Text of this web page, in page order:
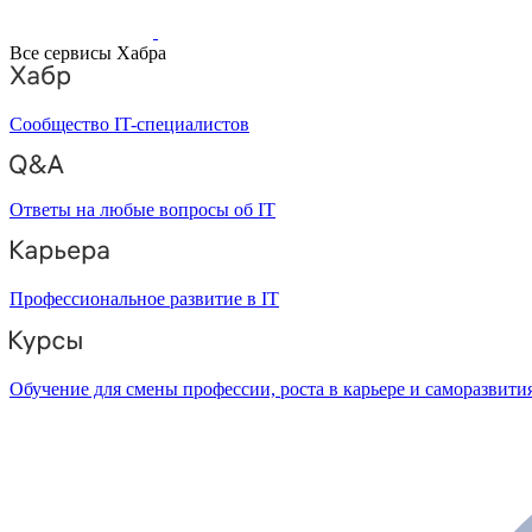
Все сервисы Хабра
Сообщество IT-специалистов
Ответы на любые вопросы об IT
Профессиональное развитие в IT
Обучение для смены профессии, роста в карьере и